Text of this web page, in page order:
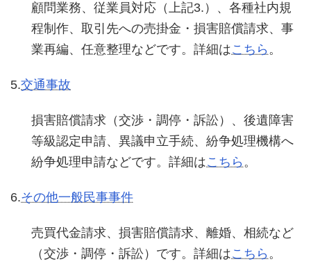
顧問業務、従業員対応（上記3.）、各種社内規
程制作、取引先への売掛金・損害賠償請求、事
業再編、任意整理などです。詳細はこちら 。
5.交通事故
損害賠償請求（交渉・調停・訴訟）、後遺障害
等級認定申請、異議申立手続、紛争処理機構へ
紛争処理申請などです。詳細はこちら 。
6.その他一般民事事件
売買代金請求、損害賠償請求、離婚、相続など
（交渉・調停・訴訟）です。詳細はこちら 。